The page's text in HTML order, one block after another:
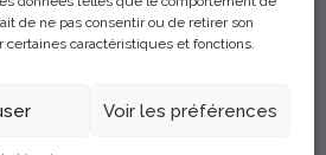
de ne pas consentir ou de retirer son
caractéristiques et fonctions.
Voir les préférences